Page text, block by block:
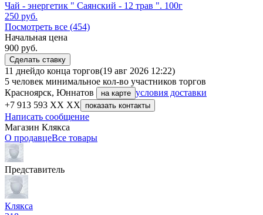
Чай - энергетик " Саянский - 12 трав ". 100г
250 руб.
Посмотреть все (454)
Начальная цена
900 руб.
Сделать ставку
11 днейдо конца торгов(19 авг 2026 12:22)
5 человек минимальное кол-во участников торгов
Красноярск, Юннатов
на карте условия доставки
+7 913 593 XX XX
показать контакты
Написать сообщение
Магазин Клякса
О продавцеВсе товары
Представитель
Клякса